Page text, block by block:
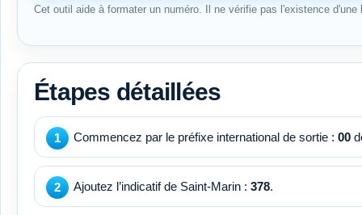
Cet outil aide à formater un numéro. Il ne vérifie pas l'existence
Étapes détaillées
Commencez par le préfixe international de sortie : 00
Ajoutez l’indicatif de Saint-Marin : 378.